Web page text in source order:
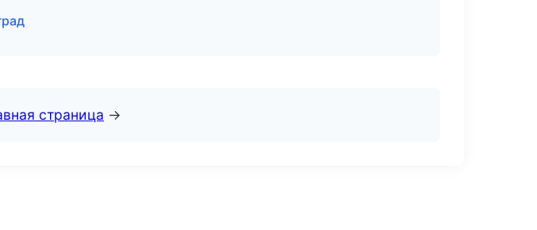
страница →